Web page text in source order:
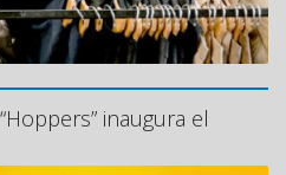
inaugura el